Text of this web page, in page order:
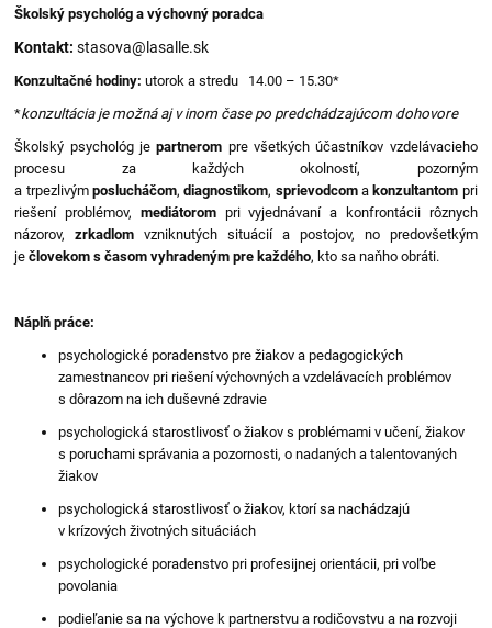
Školský psychológ a výchovný poradca
Kontakt: stasova@lasalle.sk
Konzultačné hodiny: utorok a stredu 14.00 – 15.30*
*konzultácia je možná aj v inom čase po predchádzajúcom dohovore
Školský psychológ jepartnerom pre všetkých účastníkov vzdelávacieho
procesu za každých okolností, pozorným
a trpezlivým poslucháčom,diagnostikom, sprievodcomakonzultantom pri
riešení problémov, mediátorompri vyjednávaní a konfrontácii rôznych
názorov,zrkadlom vzniknutých situácií a postojov, no predovšetkým
ječlovekom s časom vyhradeným pre každého, kto sa naňho obráti.
Náplň práce:
psychologické poradenstvo pre žiakov a pedagogických
zamestnancov pri riešení výchovných a vzdelávacích problémov
s dôrazom na ich duševné zdravie
psychologická starostlivosť o žiakov s problémami v učení, žiakov
s poruchami správania a pozornosti, o nadaných a talentovaných
žiakov
psychologická starostlivosť o žiakov, ktorí sa nachádzajú
v krízových životných situáciách
psychologické poradenstvo pri profesijnej orientácii, pri voľbe
povolania
podieľanie sa na výchove k partnerstvu a rodičovstvu a na rozvoji